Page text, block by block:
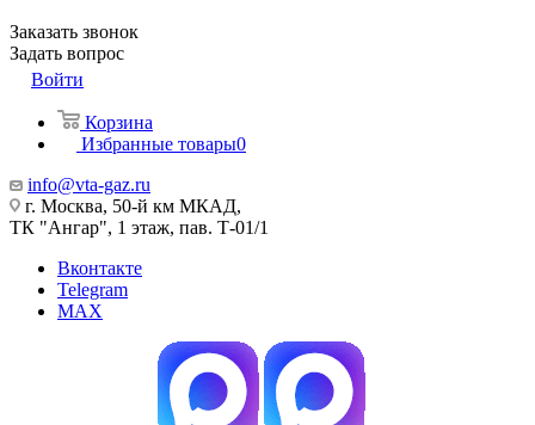
Заказать звонок
Задать вопрос
Войти
Корзина
Избранные товары0
info@vta-gaz.ru
г. Москва, 50-й км МКАД,
ТК "Ангар", 1 этаж, пав. Т-01/1
Вконтакте
Telegram
MAX